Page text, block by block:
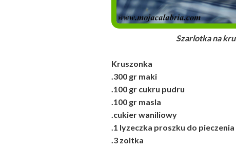
Szarlotka na
Kruszonka
.300 gr maki
.100 gr cukru pudru
.100 gr masla
.cukier waniliowy
.1 lyzeczka proszku do pieczenia
.3 zoltka